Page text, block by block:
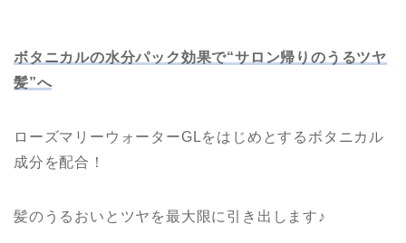
ボタニカルの水分パック効果で“サロン帰りのうるツヤ
髪”へ
ローズマリーウォーターGLをはじめとするボタニカル
成分を配合！
髪のうるおいとツヤを最大限に引き出します♪